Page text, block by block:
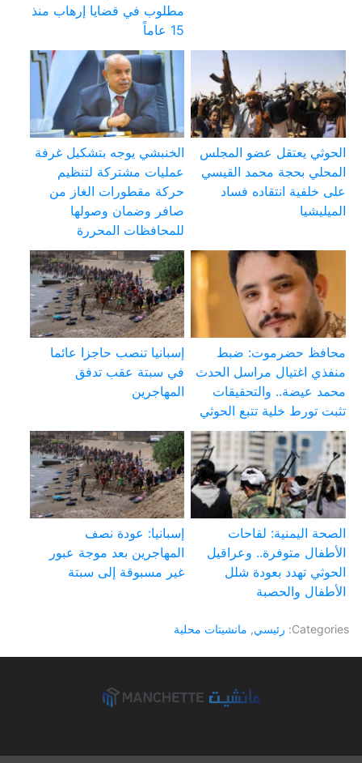
مطلوب في قضايا إرهاب منذ
15 عاماً
الحوثي يعتقل عضو المجلس
المحلي بحجة محمد القيسي
على خلفية انتقاده فساد
الميليشيا
الخنبشي يوجه بتشكيل غرفة
عمليات مشتركة لتنظيم
حركة مقطورات الغاز من
صافر وضمان وصولها
للمحافظات المحررة
محافظ حضرموت: ضبط
منفذي اغتيال مراسل الحدث
محمد عيضة.. والتحقيقات
تثبت تورط خلية تتبع الحوثي
إسبانيا تنصب حاجزا عائما
في سبتة عقب تدفق
المهاجرين
الصحة اليمنية: لقاحات
الأطفال متوفرة.. وعراقيل
الحوثي تهدد بعودة شلل
الأطفال والحصبة
إسبانيا: عودة نصف
المهاجرين بعد موجة عبور
غير مسبوقة إلى سبتة
Categories: رئيسي, مانشيتات محلية